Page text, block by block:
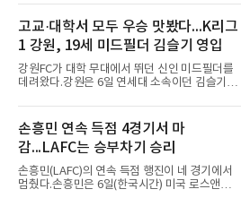
와 2026 쿠팡플레이 시리즈 친선 경기를 치른다.
구단 소집 명단에 이강인이 포함되면서 변수가
없는 한 그의 첫 출격은 서울이 된다.등번호부터
무게가 실렸다. 이강인은 첫 경기부터 7번을 단
다. 2010년대 팀의 전성기를 이끈 앙투안 그리즈
만이 달았던 번호다.합류 과정은 순탄치 않았다.
스페인으로 건너가려던 그는 병역 특례 행정 절
짧게 호흡을 맞춰 경기에 나선다.역할도 관심사
다. 유려한 탈압박과
고교·대학서 모두 우승 맛봤다...K리그
1 강원, 19세 미드필더 김슬기 영입
강원FC가 대학 무대에서 뛰던 신인 미드필더를
데려왔다.강원은 6일 연세대 소속이던 김슬기
조건을 갖췄다.이력은 우승으로 채워져 있다. 수
원고 시절 주축으로 활약하며 지난해 전국고등
리그와 추계전국고등대회 우승에 기여했고, 올
해 연세대 진학 후에는 춘계한산대첩기대학대회
정상에 올랐다. 2024년에는 17세 이하(U-17) 대
표팀 훈련에도 소집됐다.김슬기는 입단하게 돼
기쁘고 영광이라며 프로 무대에서도 성장해 팀
손흥민 연속 득점 4경기서 마
감...LAFC는 승부차기 승리
손흥민(LAFC)의 연속 득점 행진이 네 경기에서
멈췄다.손흥민은 6일(한국시간) 미국 로스앤젤